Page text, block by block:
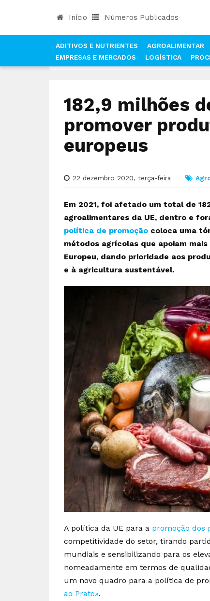
Início Números Publicados
ADITIVOS E NUTRIENTES AGROALIMENTAR
EMPRESAS E MERCADOS
LOGÍSTICA
182,9
182,9 milhões
promover
europeus
22 dezembro 2020, terça-feira
Em 2021, foi afetado um total de
agroalimentares da UE, dentro e
política de promoção coloca uma
métodos agrícolas que apoiam
Europeu, dando prioridade aos
e à agricultura sustentável.
A política da UE para a promoção dos
competitividade do setor, tirando
mundiais e sensibilizando para os
nomeadamente em termos de
um novo quadro para a política de
ao Prato».